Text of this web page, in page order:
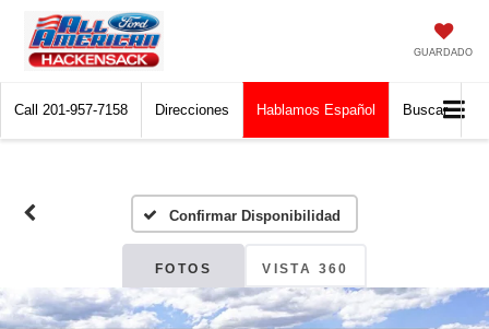
GUARDADO
Call 201-957-7158 Direcciones Hablamos Español Buscar
Confirmar Disponibilidad
FOTOS VISTA 360